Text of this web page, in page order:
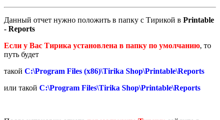
Данный отчет нужно положить в папку с Тирикой в Printable
- Reports
Если у Вас Тирика установлена в папку по умолчанию, то
путь будет
такой C:\Program Files (x86)\Tirika Shop\Printable\Reports
или такой C:\Program Files\Tirika Shop\Printable\Reports